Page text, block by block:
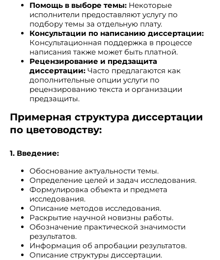
Помощь в выборе темы: Некоторые
исполнители предоставляют услугу по
подбору темы за отдельную плату.
Консультации по написанию диссертации:
Консультационная поддержка в процессе
написания также может быть платной.
Рецензирование и предзащита
диссертации: Часто предлагаются как
дополнительные опции услуги по
рецензированию текста и организации
предзащиты.
Примерная структура диссертации
по цветоводству:
1. Введение:
Обоснование актуальности темы.
Определение целей и задач исследования.
Формулировка объекта и предмета
исследования.
Описание методов исследования.
Раскрытие научной новизны работы.
Обозначение практической значимости
результатов.
Информация об апробации результатов.
Описание структуры диссертации.